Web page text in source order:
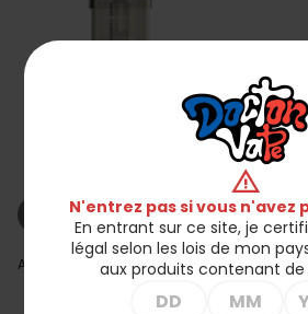
Cartouche Nevox Feelin
Rupture de stock shopping_cart_off
Affichage 1-2 de 2 article(s)
warning
N'entrez pas si vous n'avez
En entrant sur ce site, je
légal selon les lois de mon
aux produits contenant de